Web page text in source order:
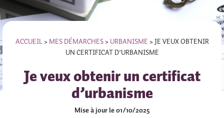
ACCUEIL> MES DÉMARCHES> URBANISME > JE VEUX OBTENIR
UN CERTIFICAT D’URBANISME
Je veux obtenir un certificat
d’urbanisme
Mise à jour le 01/10/2025